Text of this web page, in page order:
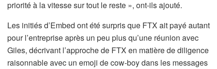
priorité à la vitesse sur tout le reste », ont-ils ajouté.
Les initiés d’Embed ont été surpris que FTX ait payé autant
pour l’entreprise après un peu plus qu’une réunion avec
Giles, décrivant l’approche de FTX en matière de diligence
raisonnable avec un emoji de cow-boy dans les messages